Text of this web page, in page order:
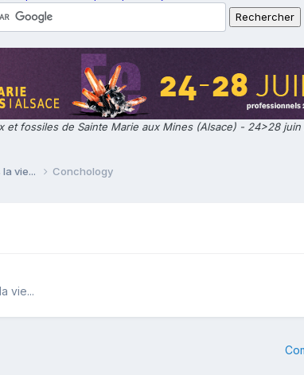
et fossiles de Sainte Marie aux Mines (Alsace) - 24>28 juin
vie... Conchology
vie...